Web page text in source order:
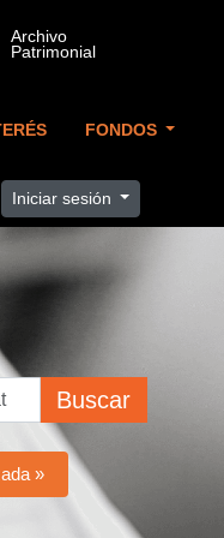
FONDOS
Iniciar sesión
Buscar
»